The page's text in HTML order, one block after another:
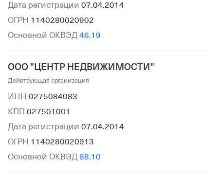
Дата регистрации 07.04.2014
ОГРН 1140280020902
Основной ОКВЭД 46.19
ООО "ЦЕНТР НЕДВИЖИМОСТИ"
Действующая организация
ИНН 0275084083
КПП 027501001
Дата регистрации 07.04.2014
ОГРН 1140280020913
Основной ОКВЭД 68.10